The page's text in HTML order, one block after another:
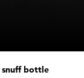
snuff bottle